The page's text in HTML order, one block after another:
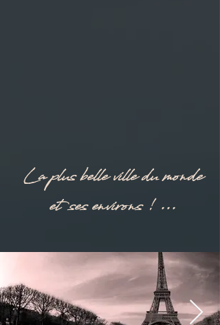
La plus belle ville du monde
et ses environs ! ...